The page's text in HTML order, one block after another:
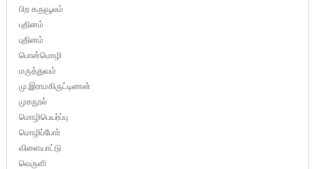
பிற கருவூலம்
புதினம்
புதினம்
பொன்மொழி
மருத்துவம்
மு.இராமகிருட்டிணன்
முகநூல்
மொழிபெயர்ப்பு
மொழிப்போர்
விளையாட்டு
வெருளி